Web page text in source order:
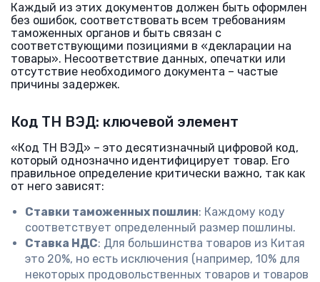
Каждый из этих документов должен быть оформлен
без ошибок, соответствовать всем требованиям
таможенных органов и быть связан с
соответствующими позициями в «декларации на
товары». Несоответствие данных, опечатки или
отсутствие необходимого документа – частые
причины задержек.
Код ТН ВЭД: ключевой элемент
«Код ТН ВЭД» – это десятизначный цифровой код,
который однозначно идентифицирует товар. Его
правильное определение критически важно, так как
от него зависят:
Ставки таможенных пошлин: Каждому коду
соответствует определенный размер пошлины.
Ставка НДС: Для большинства товаров из Китая
это 20%, но есть исключения (например, 10% для
некоторых продовольственных товаров и товаров